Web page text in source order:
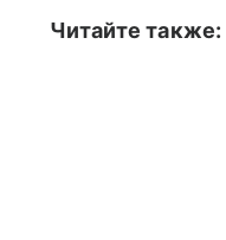
Читайте также: